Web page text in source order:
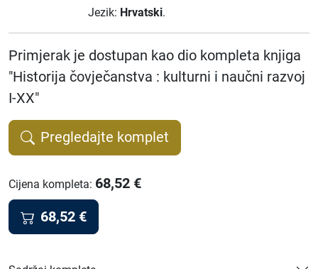
Jezik: Hrvatski.
Primjerak je dostupan kao dio kompleta knjiga
"Historija čovječanstva : kulturni i naučni razvoj
I-XX"
Pregledajte komplet
Cijena kompleta: 68,52 €
68,52 €